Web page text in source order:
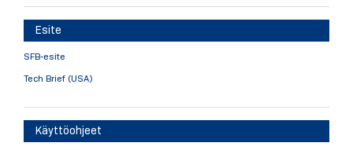
Esite
SFB-esite
Tech Brief (USA)
Käyttöohjeet